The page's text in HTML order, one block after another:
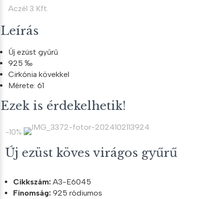
Aczél 3 Kft.
Leírás
Új ezüst gyűrű
925 ‰
Cirkónia kövekkel
Mérete: 61
Ezek is érdekelhetik!
-10%
Új ezüst köves virágos gyűrű
Cikkszám: A3-E6045
Finomság: 925 ródiumos